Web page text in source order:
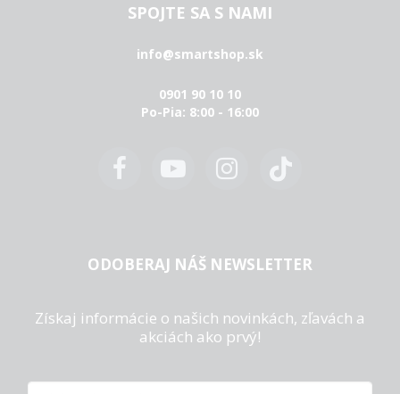
SPOJTE SA S NAMI
info@smartshop.sk
0901 90 10 10
Po-Pia: 8:00 - 16:00
ODOBERAJ NÁŠ NEWSLETTER
Získaj informácie o našich novinkách, zľavách a
akciách ako prvý!